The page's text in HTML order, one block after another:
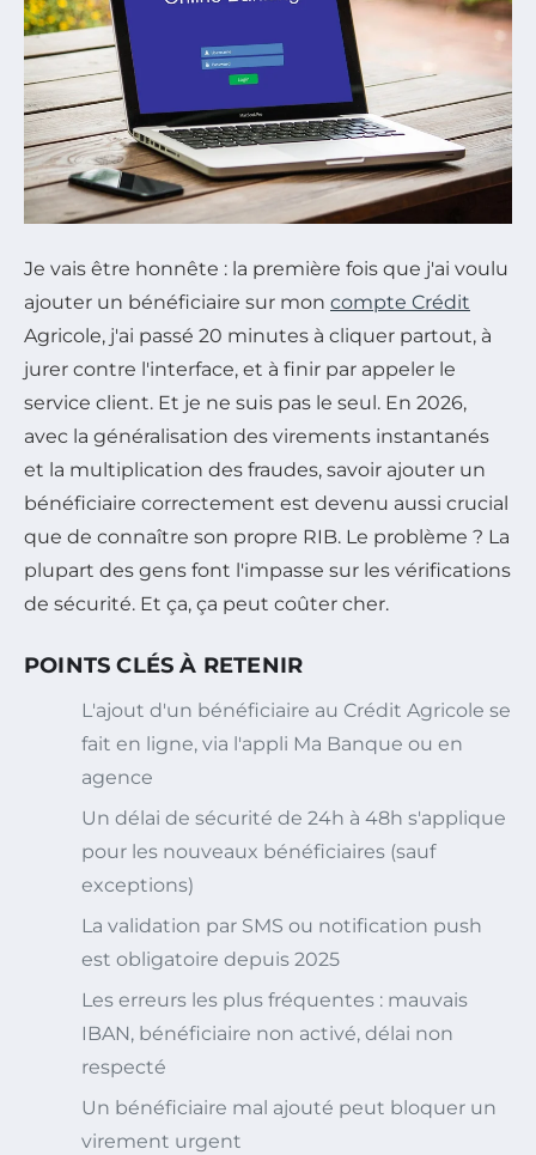
Je vais être honnête : la première fois que j'ai voulu
ajouter un bénéficiaire sur mon compte Crédit
Agricole, j'ai passé 20 minutes à cliquer partout, à
jurer contre l'interface, et à finir par appeler le
service client. Et je ne suis pas le seul. En 2026,
avec la généralisation des virements instantanés
et la multiplication des fraudes, savoir ajouter un
bénéficiaire correctement est devenu aussi crucial
que de connaître son propre RIB. Le problème ? La
plupart des gens font l'impasse sur les vérifications
de sécurité. Et ça, ça peut coûter cher.
POINTS CLÉS À RETENIR
L'ajout d'un bénéficiaire au Crédit Agricole se
fait en ligne, via l'appli Ma Banque ou en
agence
Un délai de sécurité de 24h à 48h s'applique
pour les nouveaux bénéficiaires (sauf
exceptions)
La validation par SMS ou notification push
est obligatoire depuis 2025
Les erreurs les plus fréquentes : mauvais
IBAN, bénéficiaire non activé, délai non
respecté
Un bénéficiaire mal ajouté peut bloquer un
virement urgent